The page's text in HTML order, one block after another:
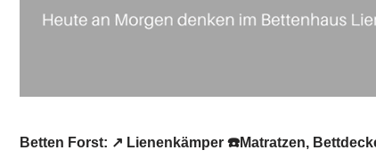
Betten Forst: ↗️ Lienenkämper ☎️Matratzen,